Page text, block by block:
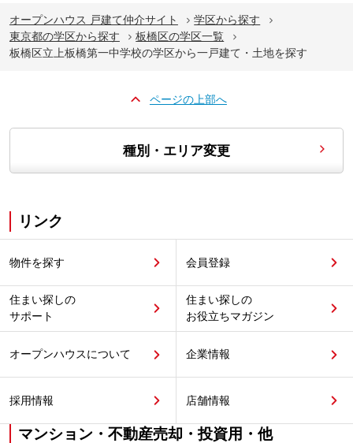
オープンハウス 戸建て仲介サイト
学区から探す
東京都の学区から探す
板橋区の学区一覧
板橋区立上板橋第一中学校の学区から一戸建て・土地を探す
ページの上部へ
種別・エリア変更
リンク
物件を探す 会員登録
住まい探しの
サポート
住まい探しの
お役立ちマガジン
オープンハウスについて 企業情報
採用情報 店舗情報
マンション・不動産売却・投資用・他